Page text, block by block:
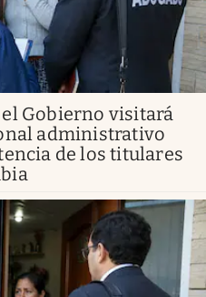
Gobierno visitará
administrativo
de los titulares